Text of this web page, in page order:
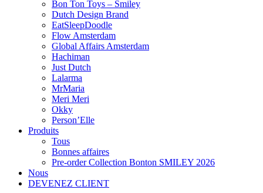
Bon Ton Toys – Smiley
Dutch Design Brand
EatSleepDoodle
Flow Amsterdam
Global Affairs Amsterdam
Hachiman
Just Dutch
Lalarma
MrMaria
Meri Meri
Okky
Person’Elle
Produits
Tous
Bonnes affaires
Pre-order Collection Bonton SMILEY 2026
Nous
DEVENEZ CLIENT